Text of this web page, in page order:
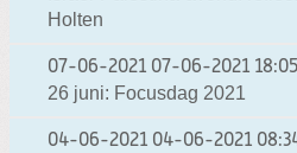
Holten
07-06-2021 07-06-2021 18:05
26 juni: Focusdag 2021
04-06-2021 04-06-2021